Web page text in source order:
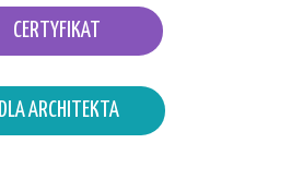
DLA ARCHITEKTA
CERTYFIKAT